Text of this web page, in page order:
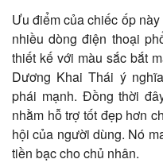
Ưu điểm của chiếc ốp
nhiều dòng điện thoại
thiết kế với màu sắc bắt
Dương Khai Thái ý
phái mạnh. Đồng thời
nhằm hỗ trợ tốt đẹp hơn
hội của người dùng. Nó
tiền bạc cho chủ nhân.